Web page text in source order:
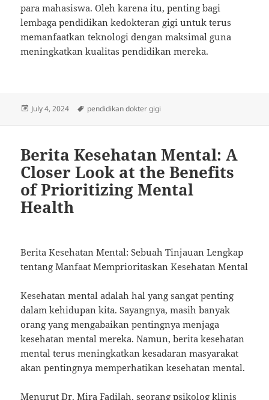
para mahasiswa. Oleh karena itu, penting bagi
lembaga pendidikan kedokteran gigi untuk terus
memanfaatkan teknologi dengan maksimal guna
meningkatkan kualitas pendidikan mereka.
Posted
July 4, 2024 Tags
pendidikan dokter gigi
Berita Kesehatan Mental: A
Closer Look at the Benefits
of Prioritizing Mental
Health
Berita Kesehatan Mental: Sebuah Tinjauan Lengkap
tentang Manfaat Memprioritaskan Kesehatan Mental
Kesehatan mental adalah hal yang sangat penting
dalam kehidupan kita. Sayangnya, masih banyak
orang yang mengabaikan pentingnya menjaga
kesehatan mental mereka. Namun, berita kesehatan
mental terus meningkatkan kesadaran masyarakat
akan pentingnya memperhatikan kesehatan mental.
Menurut Dr. Mira Fadilah, seorang psikolog klinis